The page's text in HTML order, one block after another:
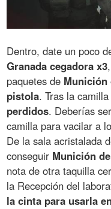
Dentro, date un poco
Granada cegadora x3
paquetes de Munición
pistola. Tras la
perdidos. Deberías
camilla para vacilar a
De la sala acristalada
conseguir Munición
nota de otra taquilla
la Recepción del
la cinta para usarla